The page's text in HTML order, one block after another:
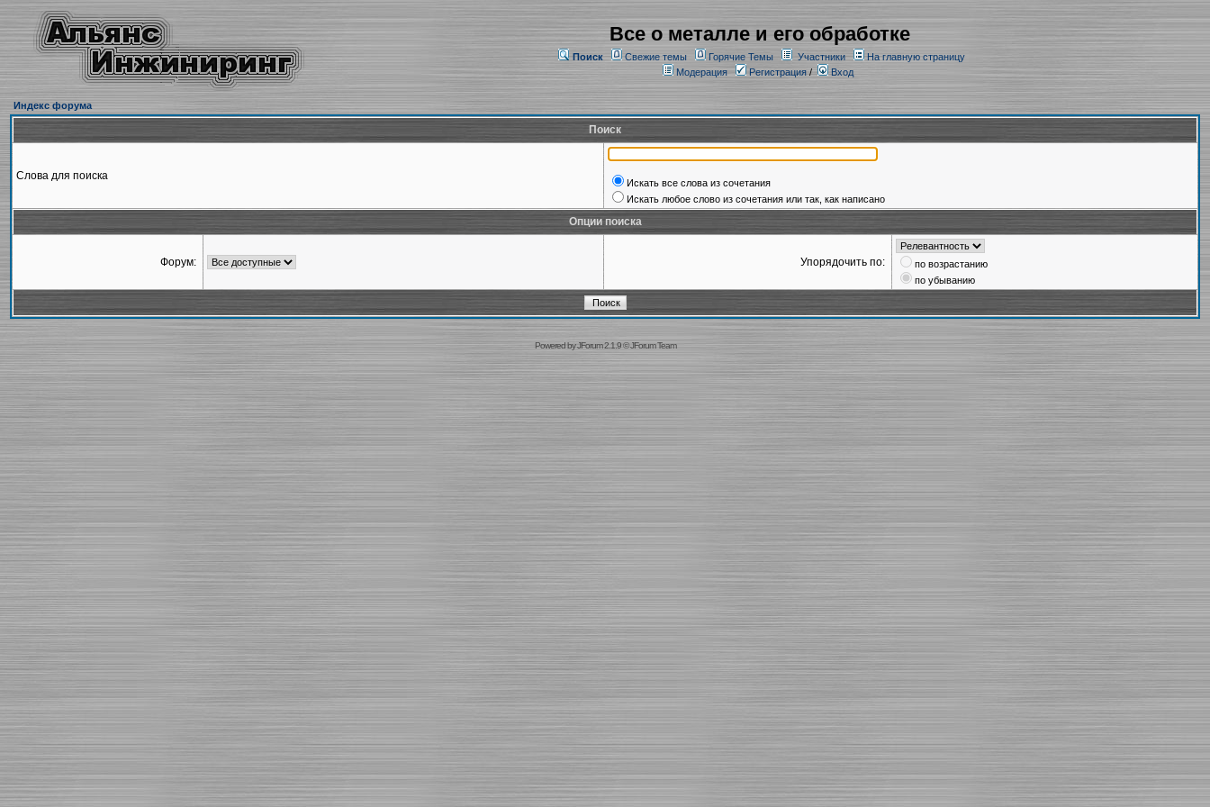
Все о металле и его обработке
Поиск Свежие темы Горячие Темы Участники
На главную страницу
Модерация
Регистрация/ Вход
Индекс форума
Поиск
Слова для поиска
Искать все слова из сочетания
Искать любое слово из сочетания или так, как написано
Опции поиска
Форум: Упорядочить по:
по возрастанию
по убыванию
Powered byJForum 2.1.9©JForum Team